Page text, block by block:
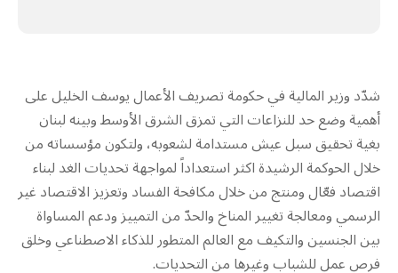
شدّد وزير المالية في حكومة تصريف الأعمال يوسف الخليل على
أهمية وضع حد للنزاعات التي تمزق الشرق الأوسط وبينه لبنان
بغية تحقيق سبل عيش مستدامة لشعوبه، ولتكون مؤسساته من
خلال الحوكمة الرشيدة اكثر استعداداً لمواجهة تحديات الغد لبناء
اقتصاد فعّال ومنتج من خلال مكافحة الفساد وتعزيز الاقتصاد غير
الرسمي ومعالجة تغيير المناخ والحدّ من التمييز ودعم المساواة
بين الجنسين والتكيف مع العالم المتطور للذكاء الاصطناعي وخلق
فرص عمل للشباب وغيرها من التحديات.